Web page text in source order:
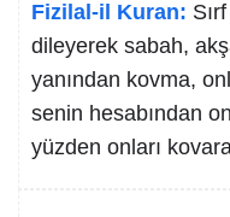
Fizilal-il Kuran:
dileyerek sabah,
yanından kovma,
senin hesabından
yüzden onları